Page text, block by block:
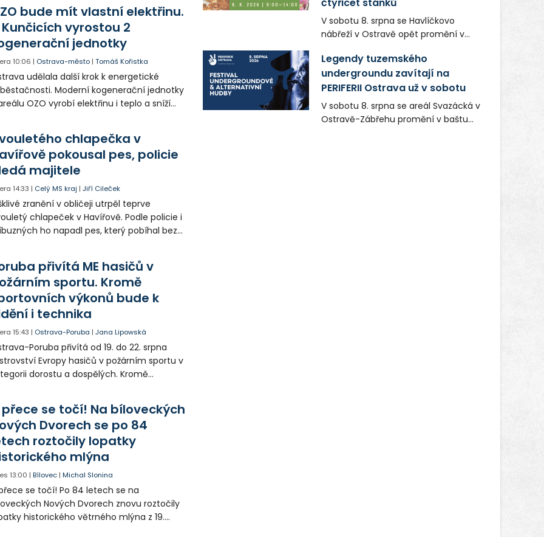
případné svědky.
bude mít vlastní elektřinu.
Kunčicích vyrostou 2
jednotky
10:06 | Ostrava-město |Tomáš Kořistka
udělala další krok k energetické
Moderní kogenerační jednotky
OZO vyrobí elektřinu i teplo a sníží
chlapečka v
pokousal pes, policie
majitele
14:33 | Celý MS kraj |Jiří Cileček
zranění v obličeji utrpěl teprve
chlapeček v Havířově. Podle policie i
ho napadl pes, který pobíhal bez
Případem už se zabývá policie, která
psa hledá.
přivítá ME hasičů v
sportu. Kromě
výkonů bude k
i technika
15:43 | Ostrava-Poruba |Jana Lipowská
Poruba přivítá od 19. do 22. srpna
Evropy hasičů v požárním sportu v
dorostu a dospělých. Kromě
přece se točí! Na bíloveckých
Dvorech se po 84
roztočily lopatky
mlýna
13:00 |Bílovec |Michal Slonina
se točí! Po 84 letech se na
Nových Dvorech znovu roztočily
historického větrného mlýna z 19.
V sobotu 8. srpna se Havlíčkovo
nábřeží v Ostravě opět promění v
lokálních výrobků. Trhy, co se hledají
tentokrát nabídnou více než čtyřicet
pečlivě vybraných stánků s kvalitní
gastronomií, farmářskými produkty,
designem i řemeslnou tvorbou.
Návštěvníci se mohou těšit nejen na
Legendy tuzemského
undergroundu zavítají na
PERIFERII Ostrava už v sobotu
V sobotu 8. srpna se areál Svazácká v
Ostravě-Zábřehu promění v baštu